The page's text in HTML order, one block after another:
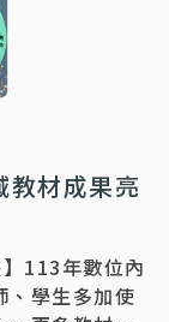
教材成果亮
113年數位內
、學生多加使